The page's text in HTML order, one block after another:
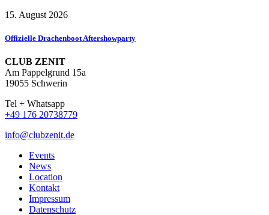
15. August 2026
Offizielle Drachenboot Aftershowparty
CLUB ZENIT
Am Pappelgrund 15a
19055 Schwerin
Tel + Whatsapp
+49 176 20738779
info@clubzenit.de
Events
News
Location
Kontakt
Impressum
Datenschutz